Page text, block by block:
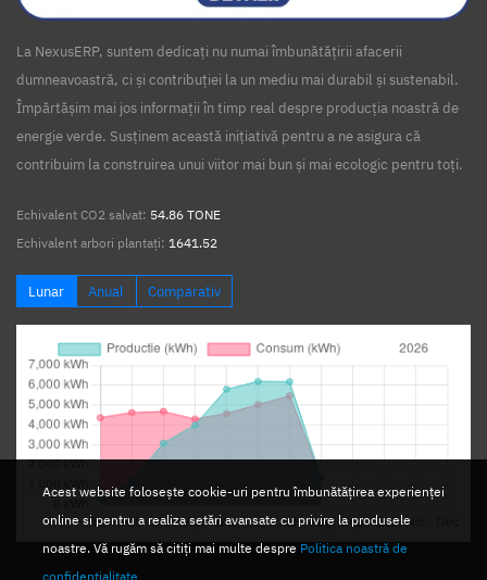
Acest website folosește cookie-uri pentru îmbunătățirea experienței
online si pentru a realiza setări avansate cu privire la produsele
noastre. Vă rugăm să citiți mai multe despre Politica noastră de
confidențialitate
La NexusERP, suntem dedicați nu numai îmbunătățirii afacerii
dumneavoastră, ci și contribuției la un mediu mai durabil și sustenabil.
Împărtășim mai jos informații în timp real despre producția noastră de
energie verde. Susținem această inițiativă pentru a ne asigura că
contribuim la construirea unui viitor mai bun și mai ecologic pentru toți.
Echivalent CO2 salvat: 54.86 TONE
Echivalent arbori plantați: 1641.52
Lunar Anual Comparativ